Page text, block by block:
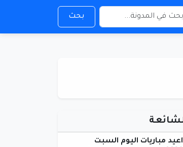
بحث
مباريات اليوم السبت